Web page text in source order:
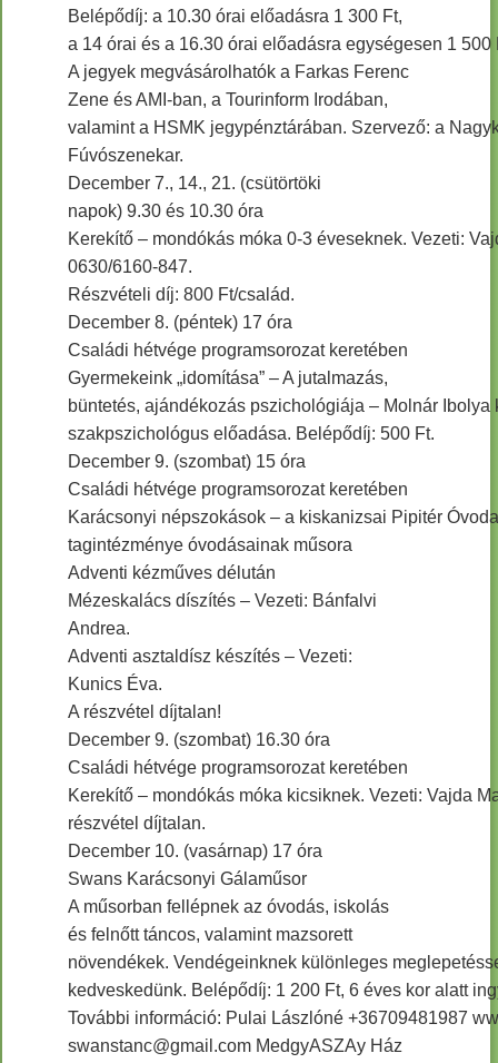
Belépődíj: a 10.30 órai előadásra 1 300 Ft,
a 14 órai és a 16.30 órai előadásra egységesen 1 500
A jegyek megvásárolhatók a Farkas Ferenc
Zene és AMI-ban, a Tourinform Irodában,
valamint a HSMK jegypénztárában. Szervező: a
Fúvószenekar.
December 7., 14., 21. (csütörtöki
napok) 9.30 és 10.30 óra
Kerekítő – mondókás móka 0-3 éveseknek. Vezeti:
0630/6160-847.
Részvételi díj: 800 Ft/család.
December 8. (péntek) 17 óra
Családi hétvége programsorozat keretében
Gyermekeink „idomítása” – A jutalmazás,
büntetés, ajándékozás pszichológiája – Molnár Ibolya
szakpszichológus előadása. Belépődíj: 500 Ft.
December 9. (szombat) 15 óra
Családi hétvége programsorozat keretében
Karácsonyi népszokások – a kiskanizsai Pipitér
tagintézménye óvodásainak műsora
Adventi kézműves délután
Mézeskalács díszítés – Vezeti: Bánfalvi
Andrea.
Adventi asztaldísz készítés – Vezeti:
Kunics Éva.
A részvétel díjtalan!
December 9. (szombat) 16.30 óra
Családi hétvége programsorozat keretében
Kerekítő – mondókás móka kicsiknek. Vezeti: Vajda
részvétel díjtalan.
December 10. (vasárnap) 17 óra
Swans Karácsonyi Gálaműsor
A műsorban fellépnek az óvodás, iskolás
és felnőtt táncos, valamint mazsorett
növendékek. Vendégeinknek különleges
kedveskedünk. Belépődíj: 1 200 Ft, 6 éves kor alatt
További információ: Pulai Lászlóné +36709481987
swanstanc@gmail.com MedgyASZAy Ház